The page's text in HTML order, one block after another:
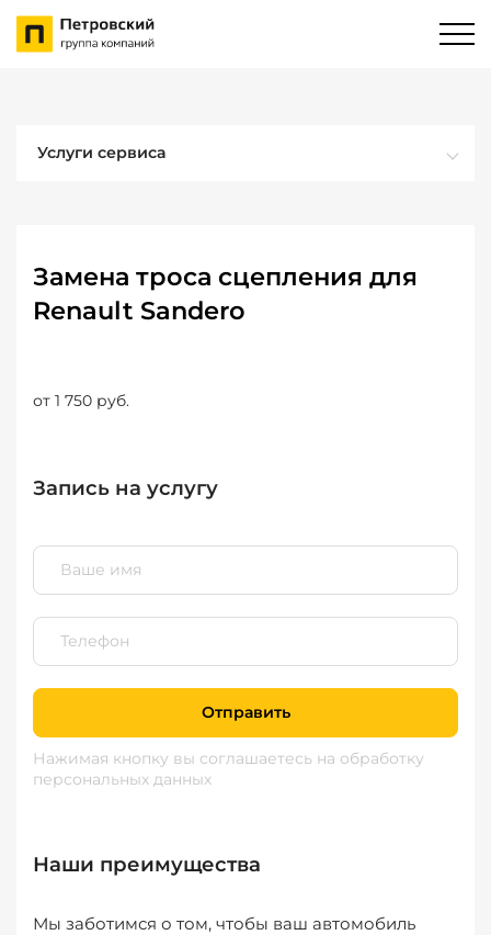
Услуги сервиса
Замена троса сцепления для
Renault Sandero
от 1 750 руб.
Запись на услугу
Отправить
Нажимая кнопку вы соглашаетесь на обработку
персональных данных
Наши преимущества
Мы заботимся о том, чтобы ваш автомобиль